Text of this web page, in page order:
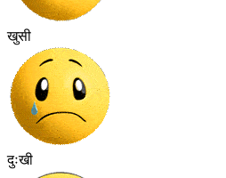
खुसी
दुःखी